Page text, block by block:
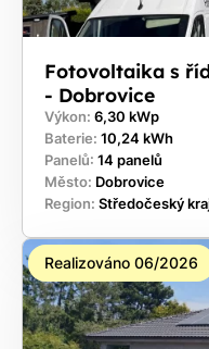
Fotovoltaika s
- Dobrovice
Výkon: 6,30 kWp
Baterie: 10,24 kWh
Panelů: 14 panelů
Město: Dobrovice
Region: Středočeský
Realizováno 06/2026